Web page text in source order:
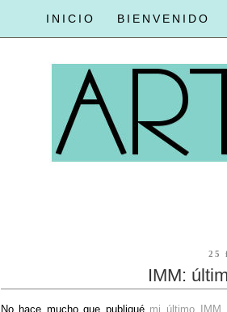
INICIO BIENVENIDO
25
IMM:
No hace mucho que publiqué mi último IMM